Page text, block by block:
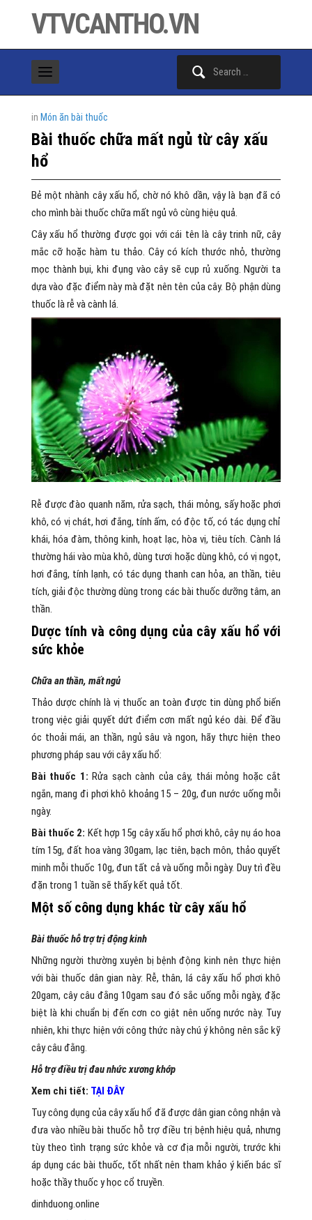
VTVCANTHO.VN
in Món ăn bài thuốc
Bài thuốc chữa mất ngủ từ cây xấu
hổ
Bẻ một nhành cây xấu hổ, chờ nó khô dần, vậy là bạn đã có
cho mình bài thuốc chữa mất ngủ vô cùng hiệu quả.
Cây xấu hổ thường được gọi với cái tên là cây trinh nữ, cây
mắc cỡ hoặc hàm tu thảo. Cây có kích thước nhỏ, thường
mọc thành bụi, khi đụng vào cây sẽ cụp rủ xuống. Người ta
dựa vào đặc điểm này mà đặt nên tên của cây. Bộ phận dùng
thuốc là rễ và cành lá.
Rễ được đào quanh năm, rửa sạch, thái mỏng, sấy hoặc phơi
khô, có vị chát, hơi đắng, tính ấm, có độc tố, có tác dụng chỉ
khái, hóa đàm, thông kinh, hoạt lạc, hòa vị, tiêu tích. Cành lá
thường hái vào mùa khô, dùng tươi hoặc dùng khô, có vị ngọt,
hơi đắng, tính lạnh, có tác dụng thanh can hỏa, an thần, tiêu
tích, giải độc thường dùng trong các bài thuốc dưỡng tâm, an
thần.
Dược tính và công dụng của cây xấu hổ với
sức khỏe
Chữa an thần, mất ngủ
Thảo dược chính là vị thuốc an toàn được tin dùng phổ biến
trong việc giải quyết dứt điểm cơn mất ngủ kéo dài. Để đầu
óc thoải mái, an thần, ngủ sâu và ngon, hãy thực hiện theo
phương pháp sau với cây xấu hổ:
Bài thuốc 1: Rửa sạch cành của cây, thái mỏng hoặc cắt
ngắn, mang đi phơi khô khoảng 15 – 20g, đun nước uống mỗi
ngày.
Bài thuốc 2: Kết hợp 15g cây xấu hổ phơi khô, cây nụ áo hoa
tím 15g, đất hoa vàng 30gam, lạc tiên, bạch môn, thảo quyết
minh mỗi thuốc 10g, đun tất cả và uống mỗi ngày. Duy trì đều
đặn trong 1 tuần sẽ thấy kết quả tốt.
Một số công dụng khác từ cây xấu hổ
Bài thuốc hỗ trợ trị động kinh
Những người thường xuyên bị bệnh động kinh nên thực hiện
với bài thuốc dân gian này: Rễ, thân, lá cây xấu hổ phơi khô
20gam, cây câu đằng 10gam sau đó sắc uống mỗi ngày, đặc
biệt là khi chuẩn bị đến cơn co giật nên uống nước này. Tuy
nhiên, khi thực hiện với công thức này chú ý không nên sắc kỹ
cây câu đằng.
Hỗ trợ điều trị đau nhức xương khớp
Xem chi tiết: TẠI ĐÂY
Tuy công dụng của cây xấu hổ đã được dân gian công nhận và
đưa vào nhiều bài thuốc hỗ trợ điều trị bệnh hiệu quả, nhưng
tùy theo tình trạng sức khỏe và cơ địa mỗi người, trước khi
áp dụng các bài thuốc, tốt nhất nên tham khảo ý kiến bác sĩ
hoặc thầy thuốc y học cổ truyền.
dinhduong.online